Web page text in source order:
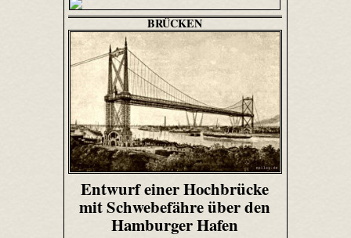
BRÜCKEN
Entwurf einer Hochbrücke
mit Schwebefähre über den
Hamburger Hafen